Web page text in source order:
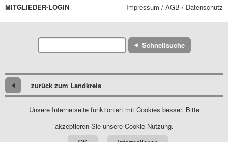
MITGLIEDER-LOGIN Impressum / AGB / Datenschutz
Schnellsuche
zurück zum Landkreis
Unsere Internetseite funktioniert mit Cookies besser. Bitte
akzeptieren Sie unsere Cookie-Nutzung.